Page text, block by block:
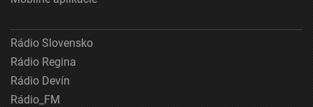
Rádio Slovensko
Rádio Regina
Rádio Devín
Rádio_FM